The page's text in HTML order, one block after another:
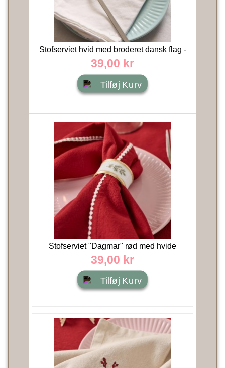
Stofserviet hvid med broderet dansk flag -
Ib Laursen
39,00 kr
Tilføj Kurv
Stofserviet "Dagmar" rød med hvide
stikninger i kanterne...
39,00 kr
Tilføj Kurv